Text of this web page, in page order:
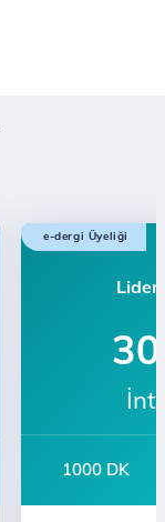
e-dergi Üyeliği
Lider
1000 DK